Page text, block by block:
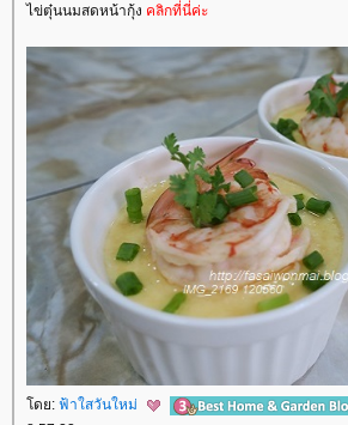
ไข่ตุ๋นนมสดหน้ากุ้ง คลิกที่นี่ค่ะ
ดย: ฟ้าใสวันใหม่